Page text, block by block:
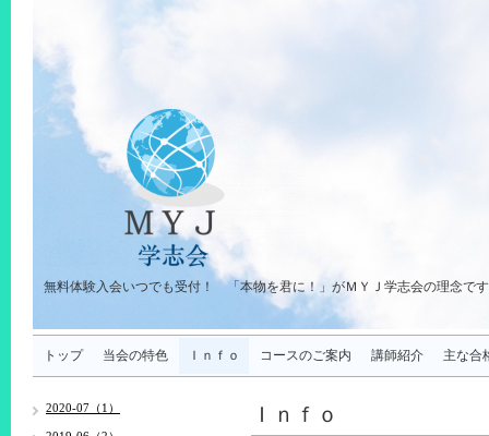
無料体験入会いつでも受付！ 「本物を君に！」がＭＹＪ学志会の理念で
トップ 当会の特色 Ｉｎｆｏ コースのご案内 講師紹介 主な合
Ｉｎｆｏ
2020-07（1）